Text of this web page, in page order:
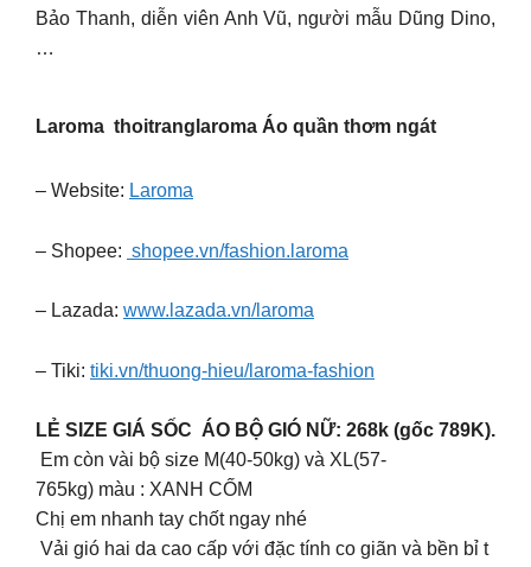
Bảo Thanh, diễn viên Anh Vũ, người mẫu Dũng Dino,
…
Laroma thoitranglaroma Áo quần thơm ngát
– Website: Laroma
– Shopee: shopee.vn/fashion.laroma
– Lazada: www.lazada.vn/laroma
– Tiki: tiki.vn/thuong-hieu/laroma-fashion
LẺ SIZE GIÁ SỐC ÁO BỘ GIÓ NỮ: 268k (gốc 789K).
Em còn vài bộ size M(40-50kg) và XL(57-
765kg) màu : XANH CỐM
Chị em nhanh tay chốt ngay nhé
Vải gió hai da cao cấp với đặc tính co giãn và bền bỉ t